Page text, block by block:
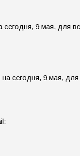
на сегодня, 9 мая,